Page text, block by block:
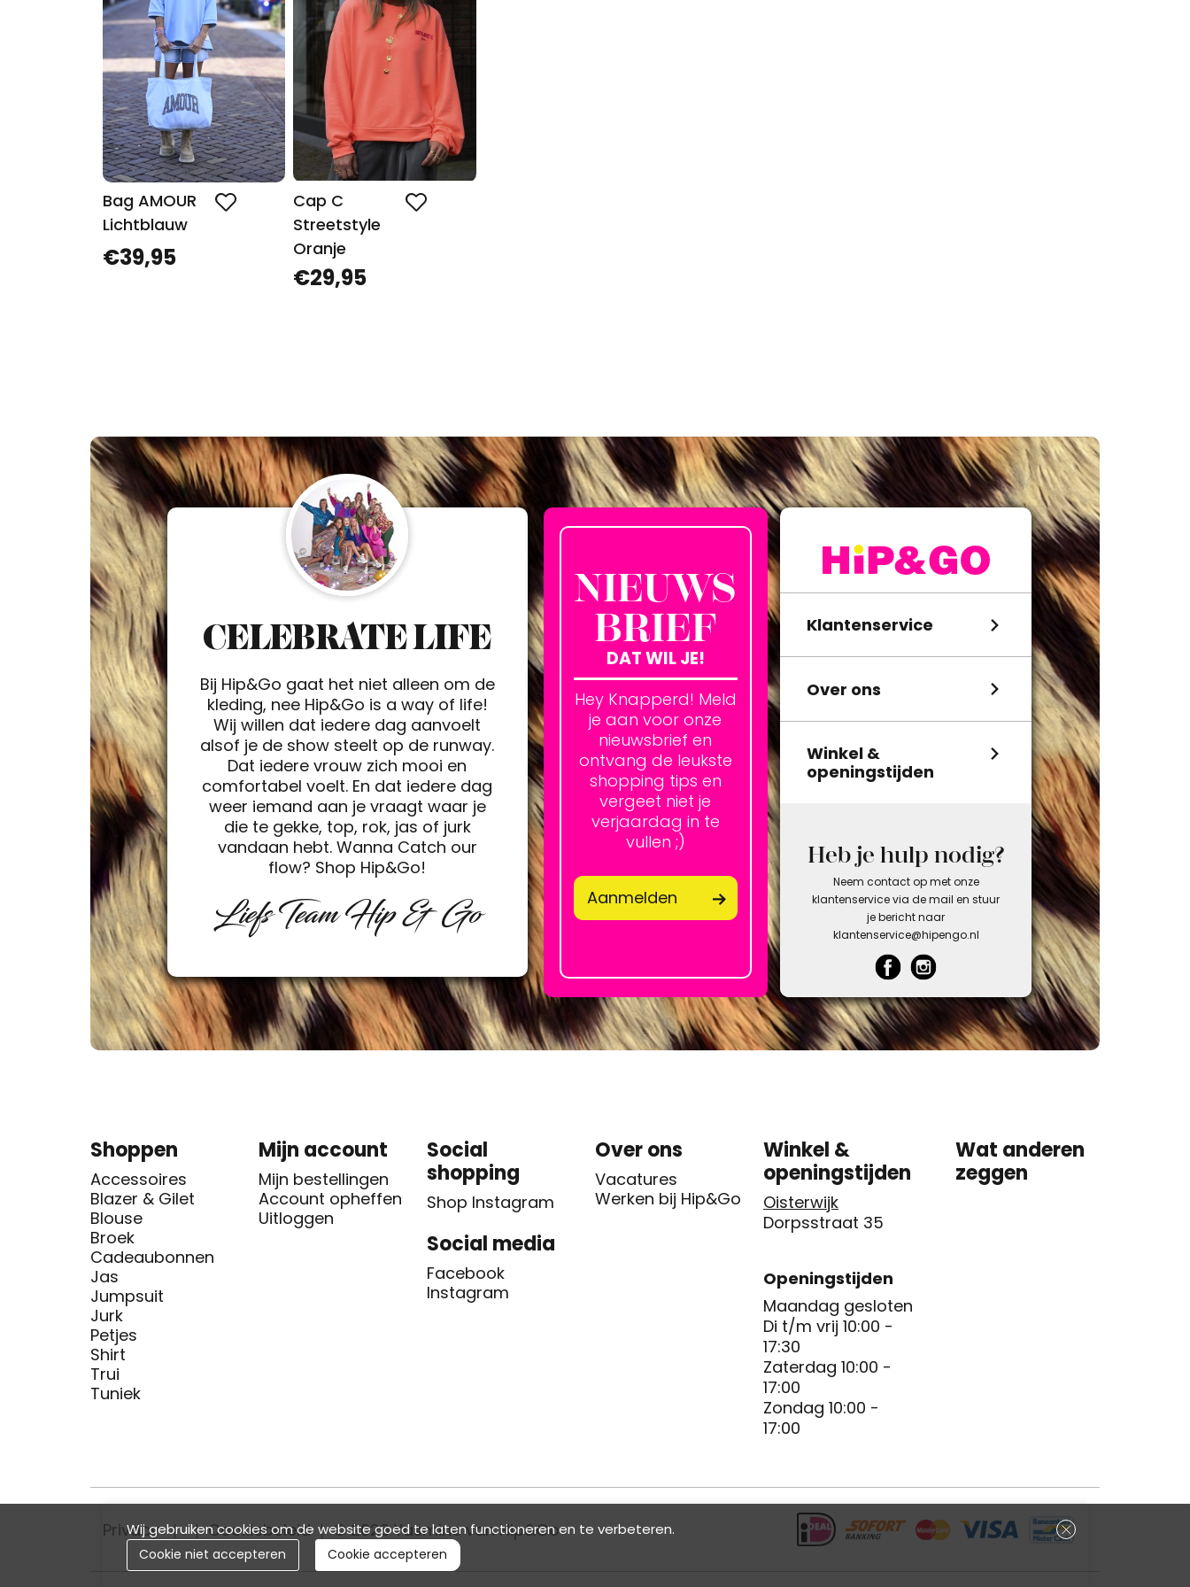
Bag AMOUR
Lichtblauw
€39,95
Cap C
Streetstyle
Oranje
€29,95
CELEBRATE LIFE
Bij Hip&Go gaat het niet alleen om de
kleding, nee Hip&Go is a way of life!
Wij willen dat iedere dag aanvoelt
alsof je de show steelt op de runway.
Dat iedere vrouw zich mooi en
comfortabel voelt. En dat iedere dag
weer iemand aan je vraagt waar je
die te gekke, top, rok, jas of jurk
vandaan hebt. Wanna Catch our
flow? Shop Hip&Go!
Liefs Team Hip & Go
NIEUWS
BRIEF
DAT WIL JE!
Hey Knapperd! Meld
je aan voor onze
nieuwsbrief en
ontvang de leukste
shopping tips en
vergeet niet je
verjaardag in te
vullen ;)
Aanmelden
Klantenservice
Over ons
Winkel &
openingstijden
Heb je hulp nodig?
Neem contact op met onze
klantenservice via de mail en stuur
je bericht naar
klantenservice@hipengo.nl
Shoppen
Accessoires
Blazer & Gilet
Blouse
Broek
Cadeaubonnen
Jas
Jumpsuit
Jurk
Petjes
Shirt
Trui
Tuniek
Mijn account
Mijn bestellingen
Account opheffen
Uitloggen
Social
shopping
Shop Instagram
Social media
Facebook
Instagram
Over ons
Vacatures
Werken bij Hip&Go
Winkel &
openingstijden
Oisterwijk
Dorpsstraat 35
Openingstijden
Maandag gesloten
Di t/m vrij 10:00 -
17:30
Zaterdag 10:00 -
17:00
Zondag 10:00 -
17:00
Wat anderen
zeggen
Privacy Cookiebeleid © 2026 Yasmine van Hip&Go
Wij gebruiken cookies om de website goed te laten functioneren en te verbeteren.